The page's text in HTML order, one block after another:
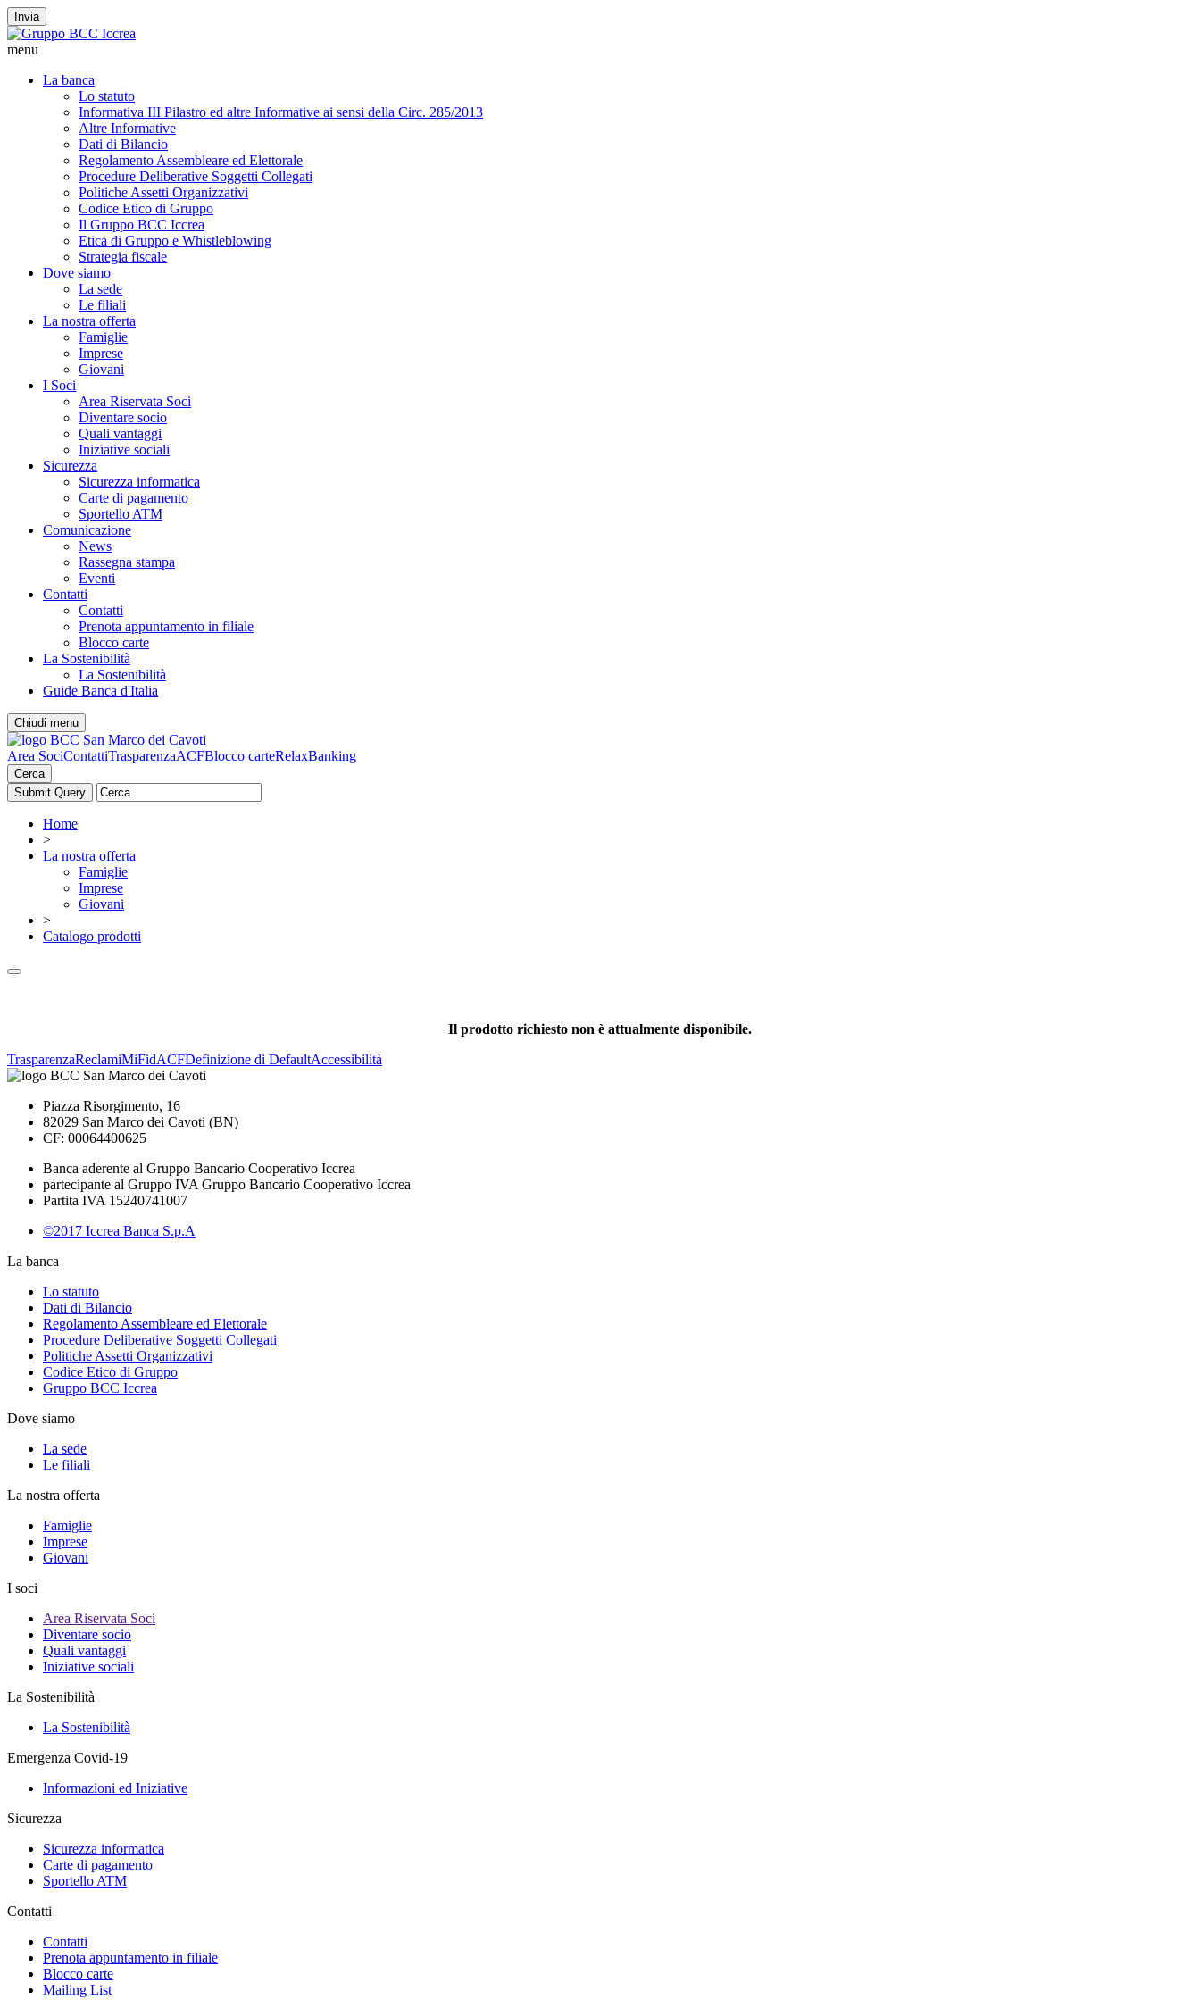
Invia
menu
La banca
Lo statuto
Informativa III Pilastro ed altre Informative ai sensi della Circ. 285/2013
Altre Informative
Dati di Bilancio
Regolamento Assembleare ed Elettorale
Procedure Deliberative Soggetti Collegati
Politiche Assetti Organizzativi
Codice Etico di Gruppo
Il Gruppo BCC Iccrea
Etica di Gruppo e Whistleblowing
Strategia fiscale
Dove siamo
La sede
Le filiali
La nostra offerta
Famiglie
Imprese
Giovani
I Soci
Area Riservata Soci
Diventare socio
Quali vantaggi
Iniziative sociali
Sicurezza
Sicurezza informatica
Carte di pagamento
Sportello ATM
Comunicazione
News
Rassegna stampa
Eventi
Contatti
Contatti
Prenota appuntamento in filiale
Blocco carte
La Sostenibilità
La Sostenibilità
Guide Banca d'Italia
Chiudi menu
Area SociContattiTrasparenzaACFBlocco carteRelaxBanking
Cerca
Home
>
La nostra offerta
Famiglie
Imprese
Giovani
>
Catalogo prodotti
Il prodotto richiesto non è attualmente disponibile.
TrasparenzaReclamiMiFidACFDefinizione di DefaultAccessibilità
Piazza Risorgimento, 16
82029 San Marco dei Cavoti (BN)
CF: 00064400625
Banca aderente al Gruppo Bancario Cooperativo Iccrea
partecipante al Gruppo IVA Gruppo Bancario Cooperativo Iccrea
Partita IVA 15240741007
©2017 Iccrea Banca S.p.A
La banca
Lo statuto
Dati di Bilancio
Regolamento Assembleare ed Elettorale
Procedure Deliberative Soggetti Collegati
Politiche Assetti Organizzativi
Codice Etico di Gruppo
Gruppo BCC Iccrea
Dove siamo
La sede
Le filiali
La nostra offerta
Famiglie
Imprese
Giovani
I soci
Area Riservata Soci
Diventare socio
Quali vantaggi
Iniziative sociali
La Sostenibilità
La Sostenibilità
Emergenza Covid-19
Informazioni ed Iniziative
Sicurezza
Sicurezza informatica
Carte di pagamento
Sportello ATM
Contatti
Contatti
Prenota appuntamento in filiale
Blocco carte
Mailing List